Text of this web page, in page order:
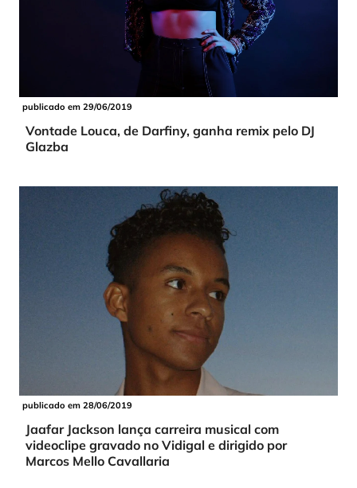
publicado em 29/06/2019
Vontade Louca, de Darfiny, ganha remix pelo DJ
Glazba
publicado em 28/06/2019
Jaafar Jackson lança carreira musical com
videoclipe gravado no Vidigal e dirigido por
Marcos Mello Cavallaria